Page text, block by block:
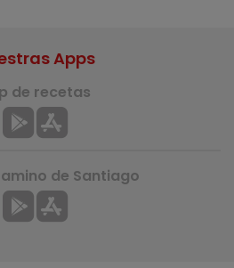
Apps
de recetas
de Santiago